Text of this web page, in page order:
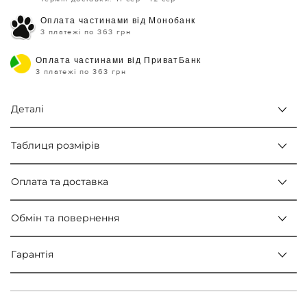
Оплата частинами від Монобанк
3 платежі по 363 грн
Оплата частинами від ПриватБанк
3 платежі по 363 грн
Деталі
Таблиця розмірів
Оплата та доставка
Обмін та повернення
Гарантія